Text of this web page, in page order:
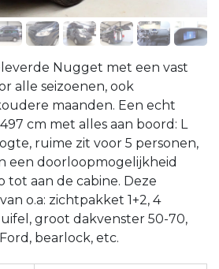
Nugget met een vast
alle seizoenen, ook
maanden. Een echt
cm met alles aan boord: L
ruime zit voor 5 personen,
een doorloopmogelijkheid
tot aan de cabine. Deze
o.a: zichtpakket 1+2, 4
groot dakvenster 50-70,
bearlock, etc.